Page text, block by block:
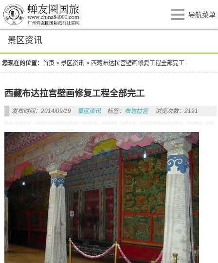
导航菜单
景区资讯
您现在的位置：首页 >景区资讯 > 西藏布达拉宫壁画修复工程全部完工
西藏布达拉宫壁画修复工程全部完工
发布时间：2014/09/19 景区资讯 标签： 布达拉宫 浏览次数：2191